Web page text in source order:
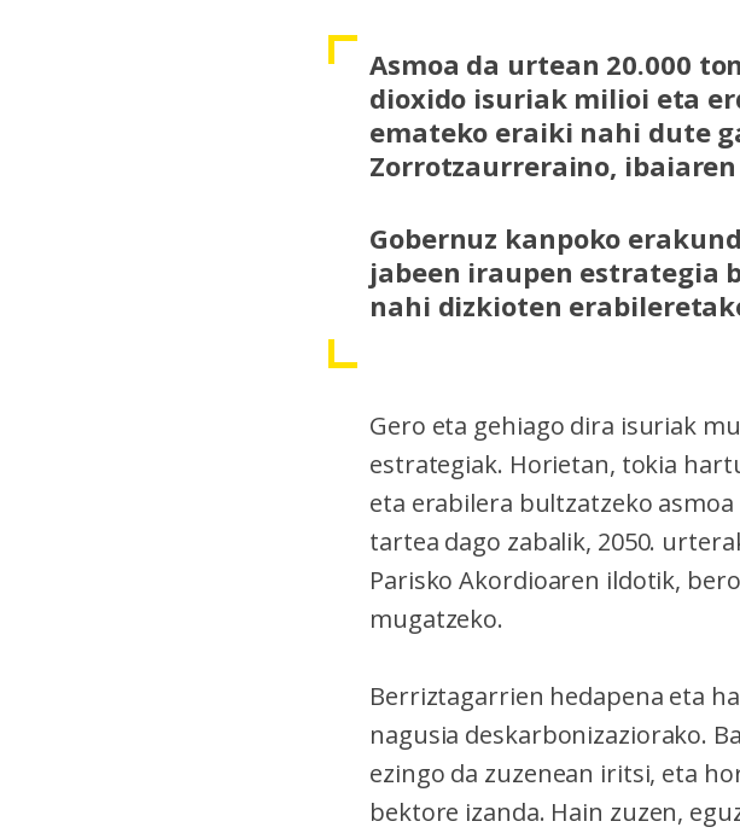
Asmoa da urtean 20.000
dioxido isuriak milioi eta
emateko eraiki nahi dute
Zorrotzaurreraino,
Gobernuz kanpoko
jabeen iraupen estrategia
nahi dizkioten
Gero eta gehiago dira isuriak
estrategiak. Horietan, tokia
eta erabilera bultzatzeko
tartea dago zabalik, 2050.
Parisko Akordioaren ildotik,
mugatzeko.
Berriztagarrien hedapena eta
nagusia deskarbonizaziorako.
ezingo da zuzenean iritsi, eta
bektore izanda. Hain zuzen,